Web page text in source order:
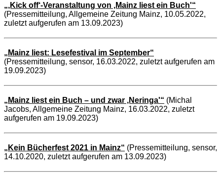
„‚Kick off‘-Veranstaltung von ‚Mainz liest ein Buch'“
(Pressemitteilung, Allgemeine Zeitung Mainz, 10.05.2022,
zuletzt aufgerufen am 13.09.2023)
„Mainz liest: Lesefestival im September“
(Pressemitteilung, sensor, 16.03.2022, zuletzt aufgerufen am
19.09.2023)
„Mainz liest ein Buch – und zwar ‚Neringa'“ (Michal
Jacobs, Allgemeine Zeitung Mainz, 16.03.2022, zuletzt
aufgerufen am 19.09.2023)
„Kein Bücherfest 2021 in Mainz“ (Pressemitteilung, sensor,
14.10.2020, zuletzt aufgerufen am 13.09.2023)